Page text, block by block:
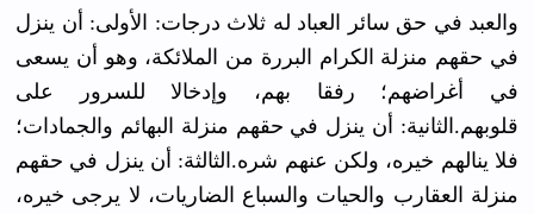
والعبد في حق سائر العباد له ثلاث درجات: الأولى: أن ينزل
في حقهم منزلة الكرام البررة من الملائكة، وهو أن يسعى
في أغراضهم؛ رفقا بهم، وإدخالا للسرور على
قلوبهم.الثانية: أن ينزل في حقهم منزلة البهائم والجمادات؛
فلا ينالهم خيره، ولكن عنهم شره.الثالثة: أن ينزل في حقهم
منزلة العقارب والحيات والسباع الضاريات، لا يرجى خيره،